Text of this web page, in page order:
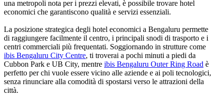
una metropoli nota per i prezzi elevati, è possibile trovare hotel
economici che garantiscono qualità e servizi essenziali.
La posizione strategica degli hotel economici a Bengaluru permette
di raggiungere facilmente il centro, i principali snodi di trasporto e i
centri commerciali più frequentati. Soggiornando in strutture come
ibis Bengaluru City Centre, ti troverai a pochi minuti a piedi da
Cubbon Park e UB City, mentre ibis Bengaluru Outer Ring Road è
perfetto per chi vuole essere vicino alle aziende e ai poli tecnologici,
senza rinunciare alla comodità di spostarsi verso le attrazioni della
città.